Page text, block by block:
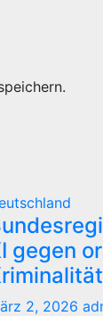
gegen
2, 2026